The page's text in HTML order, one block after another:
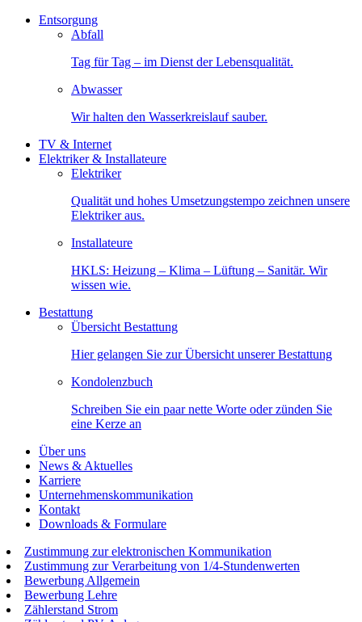
Entsorgung
Abfall
Tag für Tag – im Dienst der Lebensqualität.
Abwasser
Wir halten den Wasserkreislauf sauber.
TV & Internet
Elektriker & Installateure
Elektriker
Qualität und hohes Umsetzungstempo zeichnen unsere
Elektriker aus.
Installateure
HKLS: Heizung – Klima – Lüftung – Sanitär. Wir
wissen wie.
Bestattung
Übersicht Bestattung
Hier gelangen Sie zur Übersicht unserer Bestattung
Kondolenzbuch
Schreiben Sie ein paar nette Worte oder zünden Sie
eine Kerze an
Über uns
News & Aktuelles
Karriere
Unternehmenskommunikation
Kontakt
Downloads & Formulare
Zustimmung zur elektronischen Kommunikation
Zustimmung zur Verarbeitung von 1/4-Stundenwerten
Bewerbung Allgemein
Bewerbung Lehre
Zählerstand Strom